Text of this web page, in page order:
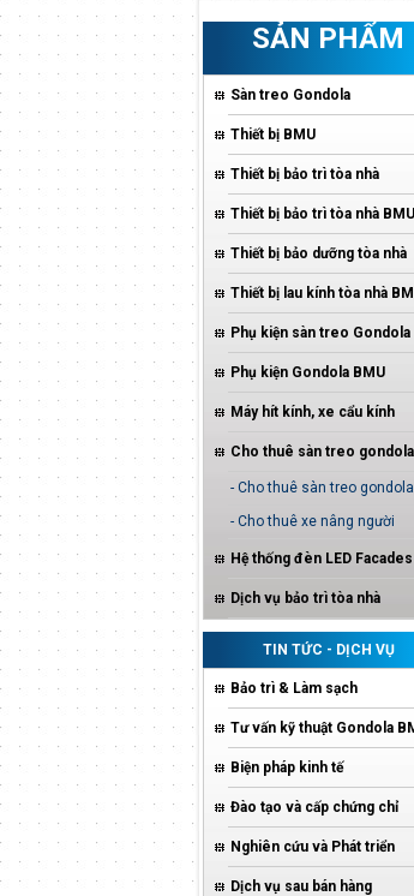
SẢN PHẨM
Sàn treo Gondola
Thiết bị BMU
Thiết bị bảo trì tòa nhà
Thiết bị bảo trì tòa nhà BMU
Thiết bị bảo dưỡng tòa nhà
Thiết bị lau kính tòa nhà
Phụ kiện sàn treo Gondola
Phụ kiện Gondola BMU
Máy hít kính, xe cẩu kính
Cho thuê sàn treo gondola
- Cho thuê sàn treo gondola
- Cho thuê xe nâng người
Hệ thống đèn LED Facades
Dịch vụ bảo trì tòa nhà
TIN TỨC - DỊCH VỤ
Bảo trì & Làm sạch
Tư vấn kỹ thuật Gondola
Biện pháp kinh tế
Đào tạo và cấp chứng chỉ
Nghiên cứu và Phát triển
Dịch vụ sau bán hàng